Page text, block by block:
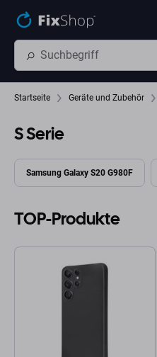
Startseite Geräte und Zubehör
S Serie
Samsung Galaxy S20 G980F
TOP-Produkte